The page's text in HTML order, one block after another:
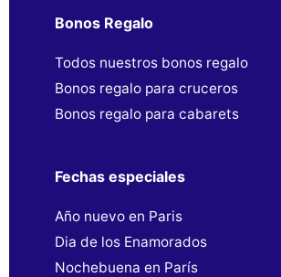
Bonos Regalo
Todos nuestros bonos regalo
Bonos regalo para cruceros
Bonos regalo para cabarets
Fechas especiales
Año nuevo en Paris
Dia de los Enamorados
Nochebuena en París